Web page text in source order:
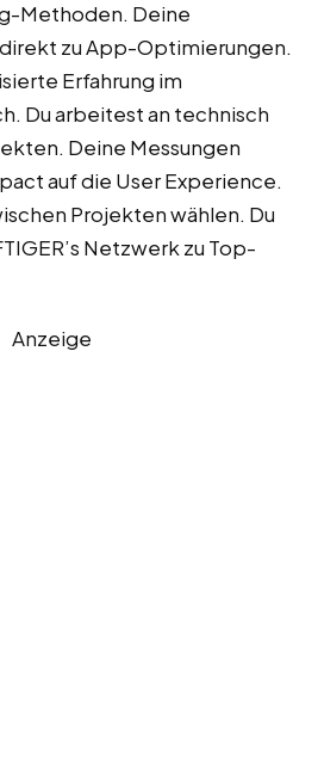
Methoden. Deine
zu App-Optimierungen.
Erfahrung im
Du arbeitest an technisch
Deine Messungen
auf die User Experience.
Projekten wählen. Du
Netzwerk zu Top-
Anzeige